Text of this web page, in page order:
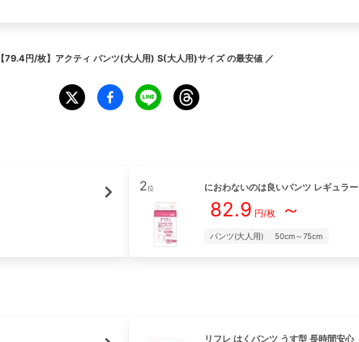
【79.4円/枚】アクティ パンツ(大人用) S(大人用)サイズの最安値 ／
2位 におわないのは良いパンツ レギュラー
82.9 円/枚～
パンツ(大人用) 50cm～75cm
リフレ はくパンツ うす型 長時間安心